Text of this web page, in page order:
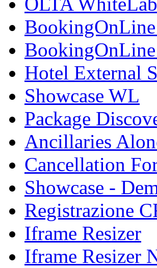
Hotel External
Showcase WL
Package
Ancillaries
Cancellation
Showcase -
Registrazione
Iframe Resizer
Iframe Resizer